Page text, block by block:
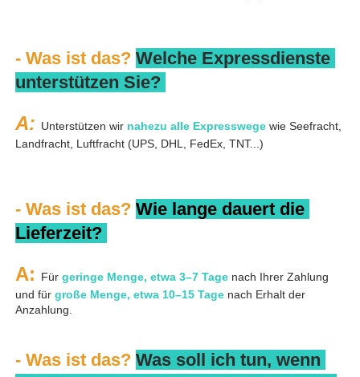
- Was ist das? Welche Expressdienste
unterstützen Sie?
A: Unterstützen wir nahezu alle Expresswege wie Seefracht,
Landfracht, Luftfracht (UPS, DHL, FedEx, TNT...)
- Was ist das? Wie lange dauert die
Lieferzeit?
A: Für geringe Menge, etwa 3–7 Tage nach Ihrer Zahlung
und für große Menge, etwa 10–15 Tage nach Erhalt der
Anzahlung.
- Was ist das? Was soll ich tun, wenn